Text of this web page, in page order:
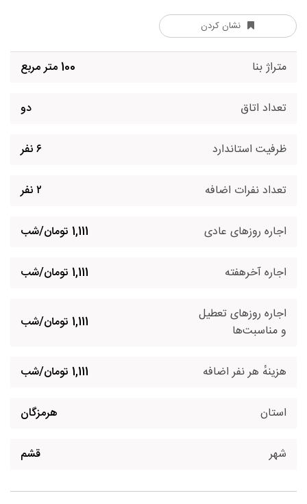
نشان کردن
متراژ بنا 100 متر مربع
تعداد اتاق دو
ظرفیت استاندارد ۶ نفر
تعداد نفرات اضافه ۲ نفر
اجاره روزهای عادی 1,111 تومان/شب
اجاره آخرهفته 1,111 تومان/شب
اجاره روزهای تعطیل
و مناسبت‌ها
1,111 تومان/شب
هزینهٔ هر نفر اضافه 1,111 تومان/شب
استان هرمزگان
شهر قشم